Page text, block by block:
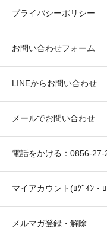
プライバシーポリシー
お問い合わせフォーム
LINEからお問い合わせ
メールでお問い合わせ
電話をかける：0856-27-
マイアカウント(ﾛｸﾞｲﾝ・
メルマガ登録・解除